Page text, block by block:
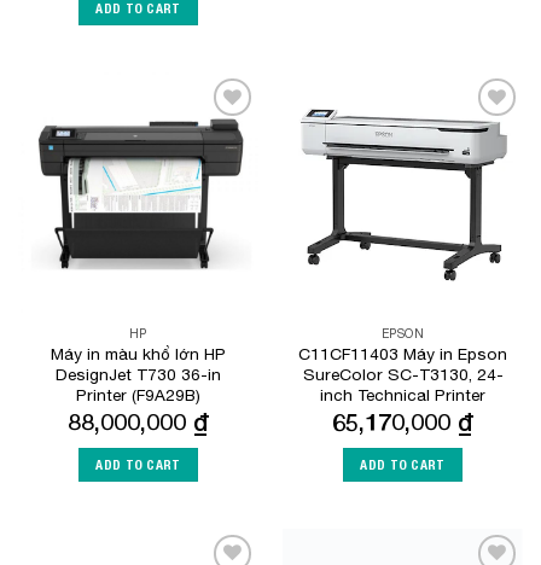
ADD TO CART
Add to
Wishlist
HP
Máy in màu khổ lớn HP
DesignJet T730 36-in
Printer (F9A29B)
88,000,000 ₫
ADD TO CART
Add to
Wishlist
EPSON
C11CF11403 Máy in Epson
SureColor SC-T3130, 24-
inch Technical Printer
65,170,000 ₫
ADD TO CART